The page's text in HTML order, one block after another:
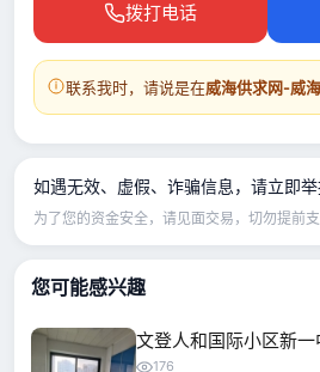
拨打电话
联系我时，请说是在威海供求网-威
如遇无效、虚假、诈骗信息，请立即举
为了您的资金安全，请见面交易，切勿提前
您可能感兴趣
文登人和国际小区新
176